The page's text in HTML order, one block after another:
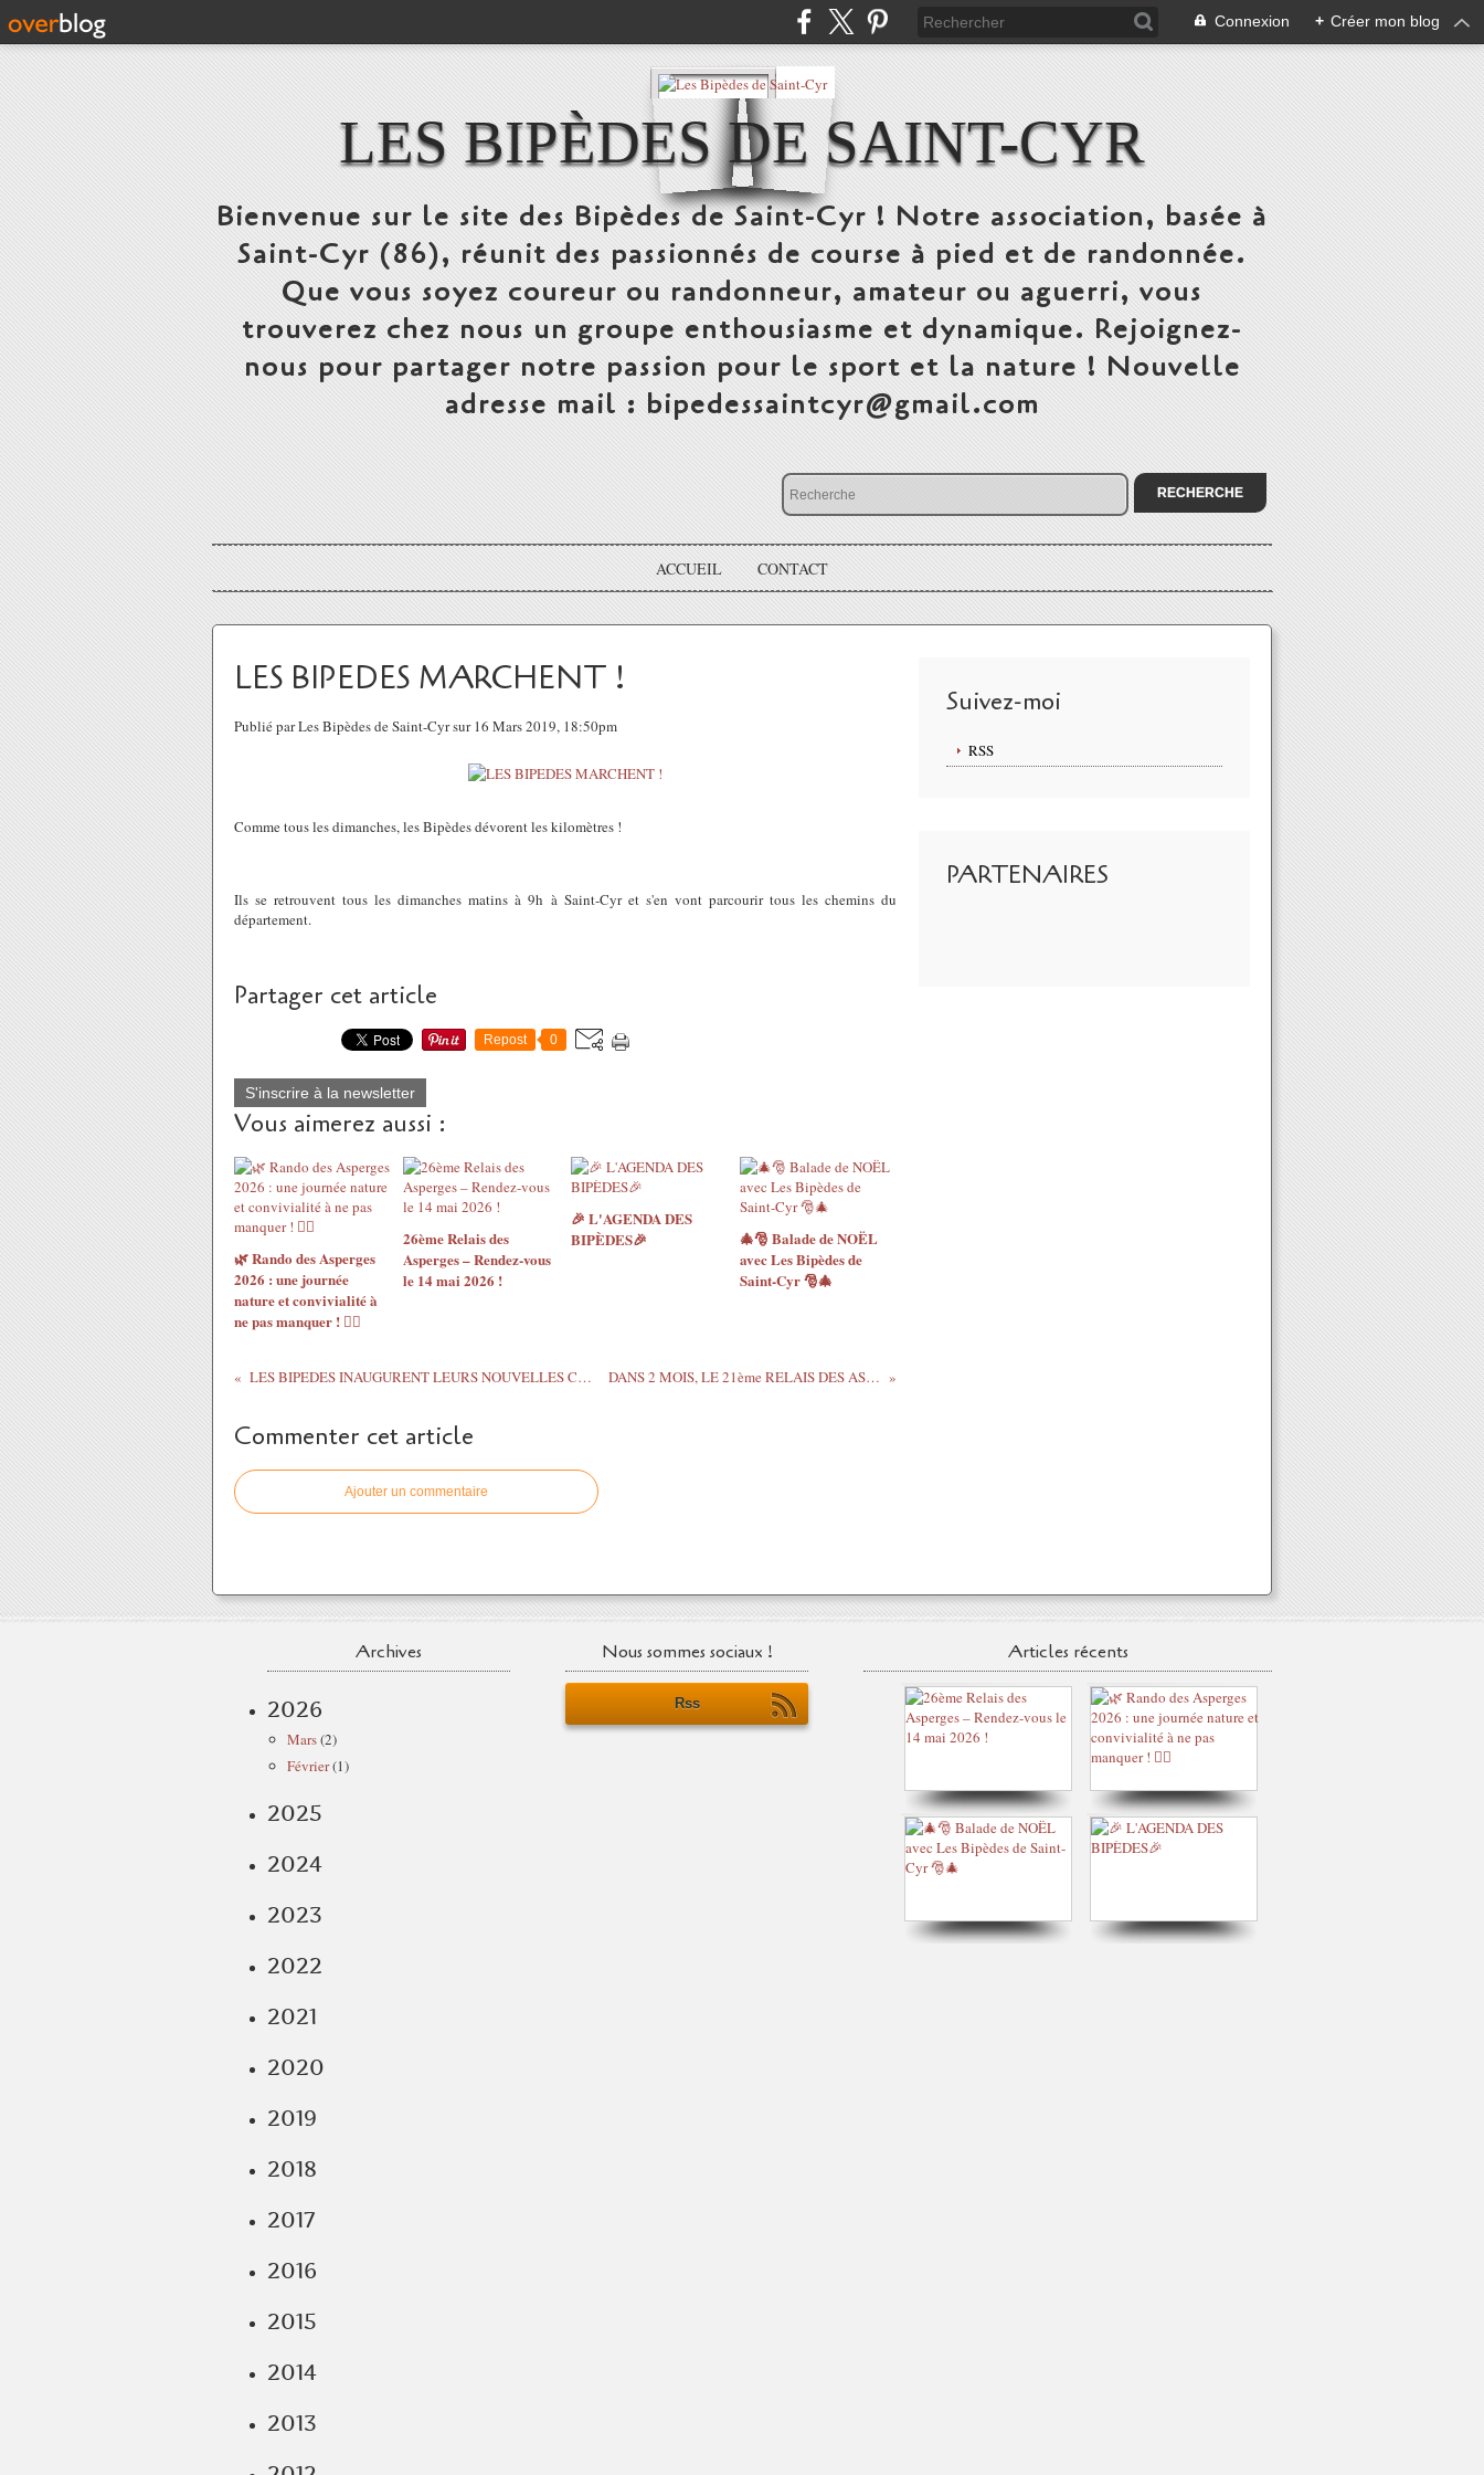
Connexion + Créer mon blog
LES BIPÈDES DE SAINT-CYR
Bienvenue sur le site des Bipèdes de Saint-Cyr ! Notre association, basée à
Saint-Cyr (86), réunit des passionnés de course à pied et de randonnée.
Que vous soyez coureur ou randonneur, amateur ou aguerri, vous
trouverez chez nous un groupe enthousiasme et dynamique. Rejoignez-
nous pour partager notre passion pour le sport et la nature ! Nouvelle
adresse mail : bipedessaintcyr@gmail.com
ACCUEIL CONTACT
LES BIPEDES MARCHENT !
Publié par Les Bipèdes de Saint-Cyr sur 16 Mars 2019, 18:50pm
Comme tous les dimanches, les Bipèdes dévorent les kilomètres !
Ils se retrouvent tous les dimanches matins à 9h à Saint-Cyr et s'en vont parcourir tous les chemins du
département.
Partager cet article
Repost 0
S'inscrire à la newsletter
Vous aimerez aussi :
🌿 Rando des Asperges
2026 : une journée
nature et convivialité à
ne pas manquer ! 🚶‍♂️
26ème Relais des
Asperges – Rendez-vous
le 14 mai 2026 !
🎉 L'AGENDA DES
BIPÈDES🎉
🎄🎅 Balade de NOËL
avec Les Bipèdes de
Saint-Cyr 🎅🎄
LES BIPEDES INAUGURENT LEURS NOUVELLES COULEURS ! DANS 2 MOIS, LE 21ème RELAIS DES ASPERGES !
Commenter cet article
Ajouter un commentaire
Suivez-moi
RSS
PARTENAIRES
Archives
2026
Mars(2)
Février(1)
2025
2024
2023
2022
2021
2020
2019
2018
2017
2016
2015
2014
2013
Nous sommes sociaux !
Rss
Articles récents